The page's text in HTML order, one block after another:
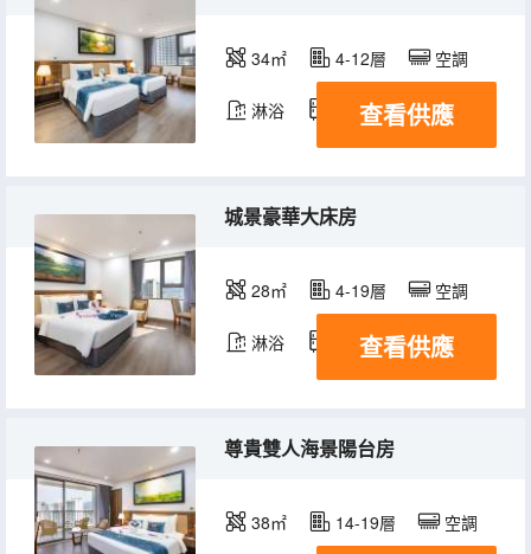
34㎡ 4-12層 空調
淋浴 冰箱查看供應
城景豪華大床房
28㎡ 4-19層 空調
淋浴 冰箱查看供應
尊貴雙人海景陽台房
38㎡ 14-19層 空調